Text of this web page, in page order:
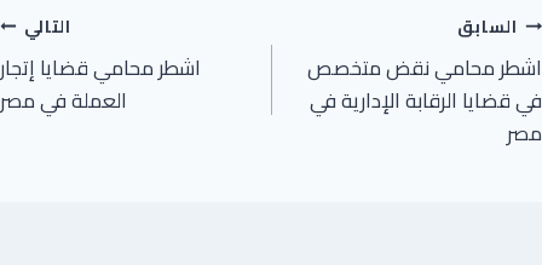
السابق
اشطر محامي نقض متخصص
في قضايا الرقابة الإدارية في
مصر
التالي
اشطر محامي قضايا إتجار
العملة في مصر